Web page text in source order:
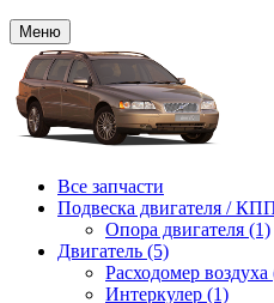
Меню
Все запчасти
Подвеска двигателя /
Опора двигателя (1)
Двигатель (5)
Расходомер
Интеркулер (1)